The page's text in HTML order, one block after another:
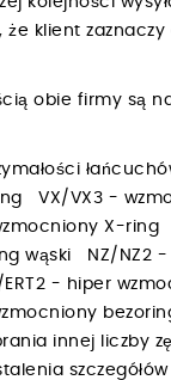
że klient zaznaczy
obie firmy są
VX/VX3 -
X-ring
wąski NZ/NZ2 -
ERT2 - hiper
innej liczby